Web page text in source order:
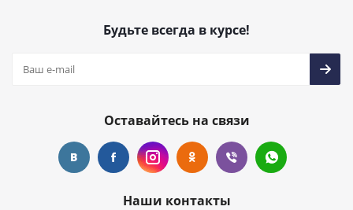
Будьте всегда в курсе!
Оставайтесь на связи
Наши контакты